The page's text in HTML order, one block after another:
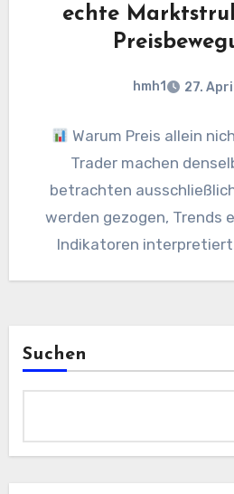
echte
hmh1 27.
Warum Preis allein
Trader machen
betrachten
werden gezogen, Trends
Indikatoren
Suchen